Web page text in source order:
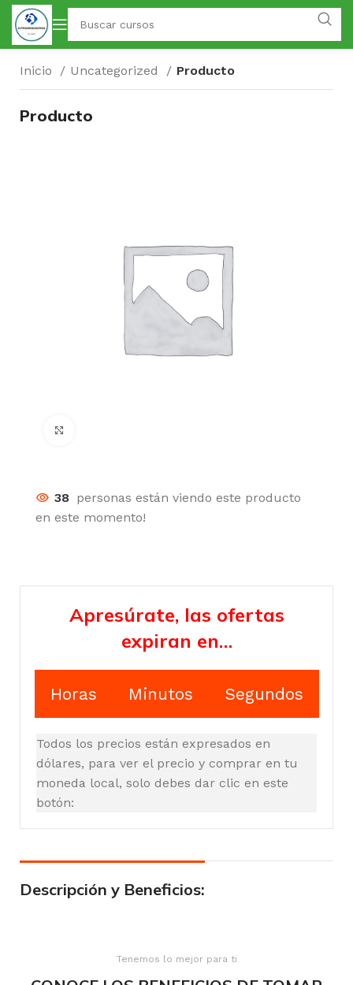
Inicio Uncategorized Producto
Producto
38 personas están viendo este producto
en este momento!
Apresúrate, las ofertas
expiran en…
Horas Minutos Segundos
Todos los precios están expresados en
dólares, para ver el precio y comprar en tu
moneda local, solo debes dar clic en este
botón:
Descripción y Beneficios:
Tenemos lo mejor para ti